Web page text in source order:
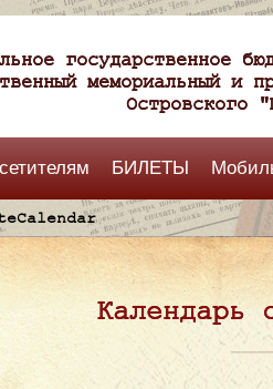
государственное
мемориальный и
Островского
БИЛЕТЫ
Календарь